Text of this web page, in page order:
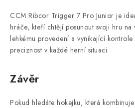
CCM Ribcor Trigger 7 Pro Junior je
hráče, kteří chtějí posunout svoji hru na
lehkému provedení a vynikající
preciznost v každé herní situaci.
Závěr
Pokud hledáte hokejku, která